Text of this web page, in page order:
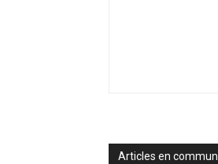
Articles en commun